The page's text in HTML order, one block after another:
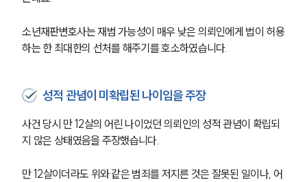
소년재판변호사는 재범 가능성이 매우 낮은 의뢰인에게 법이 허용
하는 한 최대한의 선처를 해주기를 호소하였습니다.
성적 관념이 미확립된 나이임을 주장
사건 당시 만 12살의 어린 나이었던 의뢰인의 성적 관념이 확립되
지 않은 상태였음을 주장했습니다.
만 12살이더라도 위와 같은 범죄를 저지른 것은 잘못된 일이나, 어